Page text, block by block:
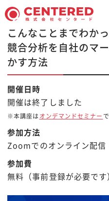
こんなことまでわか
競合分析を自社のマ
かす方法
開催日時
開催は終了しました
※本講座はオンデマンドセミナー
参加方法
Zoomでのオンライン配信
参加費
無料（事前登録が必要です